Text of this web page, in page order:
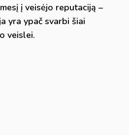
į veisėjo reputaciją –
yra ypač svarbi šiai
veislei.